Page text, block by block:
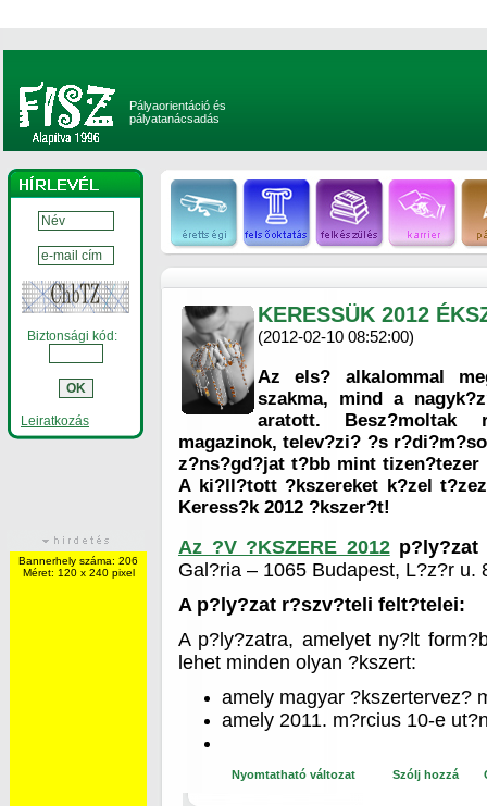
Pályaorientáció és
pályatanácsadás
Biztonsági kód:
Leiratkozás
Bannerhely száma: 206
Méret: 120 x 240 pixel
KERESSÜK 2012
(2012-02-10 08:52:00)
Az els? alkalommal
szakma, mind a
aratott. Besz?moltak
magazinok, telev?zi? ?s
z?ns?gd?jat t?bb mint
A ki?ll?tott ?kszereket k?zel
Keress?k 2012 ?kszer?t!
Az ?V ?KSZERE 2012p?ly?zat
Gal?ria – 1065 Budapest, L?z?r u.
A p?ly?zat r?szv?teli felt?telei:
A p?ly?zatra, amelyet ny?lt
lehet minden olyan ?kszert:
amely magyar ?kszertervez?
amely 2011. m?rcius 10-e
Nyomtatható változat Szólj hozzá